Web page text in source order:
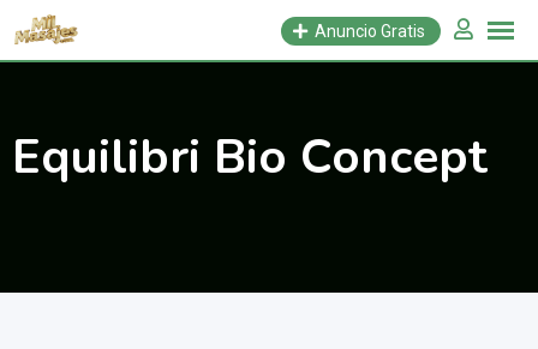
Saltar
Anuncio Gratis
Equilibri Bio Concept